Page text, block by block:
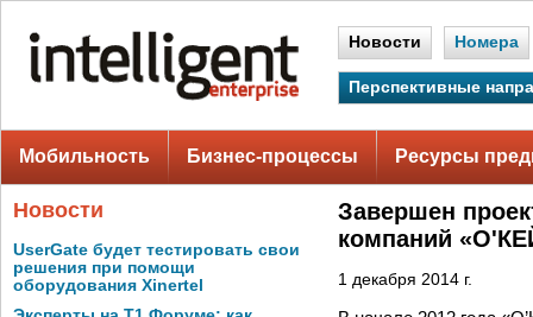
Новости Номера
Перспективные
Мобильность Бизнес-процессы Ресурсы
Новости
UserGate будет тестировать свои
решения при помощи
оборудования Xinertel
Завершен
компаний
1 декабря 2014 г.